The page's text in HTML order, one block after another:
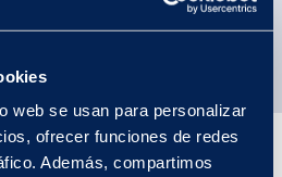
web se usan para personalizar
ofrecer funciones de redes
Además, compartimos